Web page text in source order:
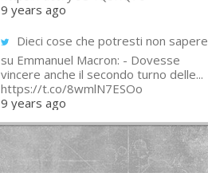
9 years ago
Dieci cose che potresti non sapere
su Emmanuel Macron: - Dovesse
vincere anche il secondo turno delle...
https://t.co/8wmlN7ESOo
9 years ago